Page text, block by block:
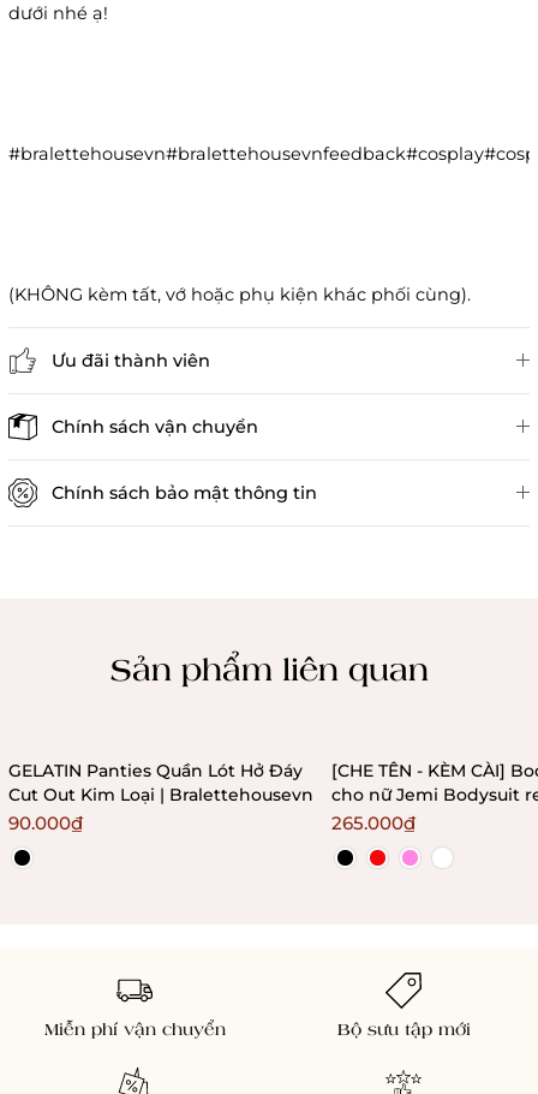
dưới nhé ạ!
(KHÔNG kèm tất, vớ hoặc phụ kiện khác phối cùng).
Ưu đãi thành viên
Chính sách vận chuyển
Chính sách bảo mật thông tin
Sản phẩm liên quan
GELATIN Panties Quần Lót Hở Đáy
Cut Out Kim Loại | Bralettehousevn
90.000₫
[CHE TÊN - KÈM CÀI]
cho nữ Jemi Bodysuit
không gọng không
Bralettehousevn
265.000₫
Miễn phí vận chuyển Bộ sưu tập mới